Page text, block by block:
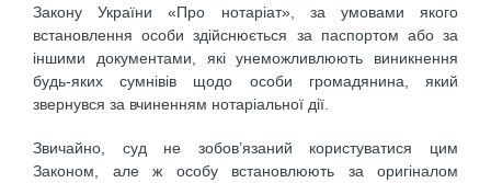
Закону України «Про нотаріат», за умовами якого
встановлення особи здійснюється за паспортом або за
іншими документами, які унеможливлюють виникнення
будь-яких сумнівів щодо особи громадянина, який
звернувся за вчиненням нотаріальної дії.
Звичайно, суд не зобов’язаний користуватися цим
Законом, але ж особу встановлюють за оригіналом